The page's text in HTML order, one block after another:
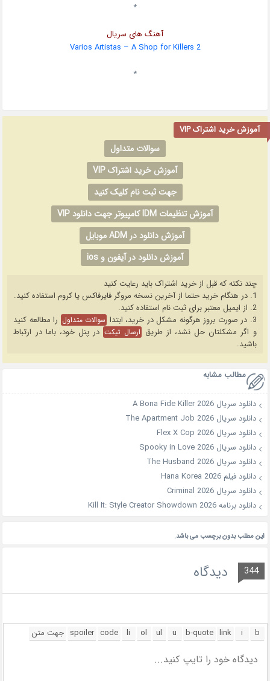
*
آهنگ های سریال
Varios Artistas – A Shop for Killers 2
*
آموزش خرید اشتراک VIP
سوالات متداول
آموزش خرید اشتراک VIP
جهت ثبت نام کلیک کنید
آموزش تنظیمات IDM کامپیوتر جهت دانلود VIP
آموزش دانلود در ADM موبایل
آموزش دانلود در آیفون و ios
چند نکته که قبل از خرید اشتراک باید رعایت کنید
1. در هنگام خرید حتما از آخرین نسخه مروگر فایرفاکس یا کروم استفاده کنید.
2. از ایمیل معتبر برای ثبت نام استفاده کنید.
3. در صورت بروز هرگونه مشکل در خرید، ابتدا
سوالات متداول را مطالعه کنید
و اگر مشکلتان حل نشد، از طریق ارسال تیکت در پنل خود، باما در ارتباط
باشید.
مطالب مشابه
دانلود سریال A Bona Fide Killer 2026
دانلود سریال The Apartment Job 2026
دانلود سریال Flex X Cop 2026
دانلود سریال Spooky in Love 2026
دانلود سریال The Husband 2026
دانلود فیلم Hana Korea 2026
دانلود سریال Criminal 2026
دانلود برنامه Kill It: Style Creator Showdown 2026
این مطلب بدون برچسب می باشد.
344 دیدگاه